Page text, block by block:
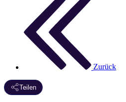
Zurück
Teilen